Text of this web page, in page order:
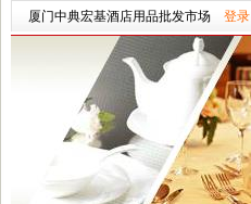
厦门中典宏基酒店用品批发市场 登录